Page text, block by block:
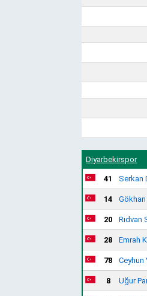
Diyarbekirspor
41 Serkan
14 Gökhan
20 Rıdvan
28 Emrah
78 Ceyhun
8 Uğur